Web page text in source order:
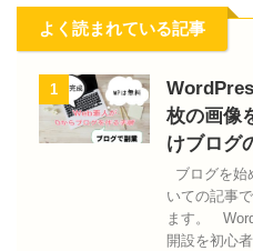
よく読まれている記事
1
枚の画像
けブログ
ブログを始
いての記事
ます。
開設を初心者